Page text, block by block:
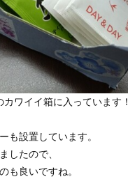
ワイイ箱に入っています！
も設置しています。
したので、
も良いですね。